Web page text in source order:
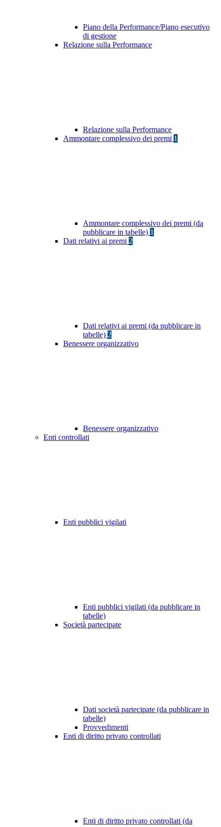
Piano della Performance/Piano esecutivo
di gestione
Relazione sulla Performance
Relazione sulla Performance
Ammontare complessivo dei premi 1
Ammontare complessivo dei premi (da
pubblicare in tabelle) 1
Dati relativi ai premi 2
Dati relativi ai premi (da pubblicare in
tabelle) 2
Benessere organizzativo
Benessere organizzativo
Enti controllati
Enti pubblici vigilati
Enti pubblici vigilati (da pubblicare in
tabelle)
Società partecipate
Dati società partecipate (da pubblicare in
tabelle)
Provvedimenti
Enti di diritto privato controllati
Enti di diritto privato controllati (da